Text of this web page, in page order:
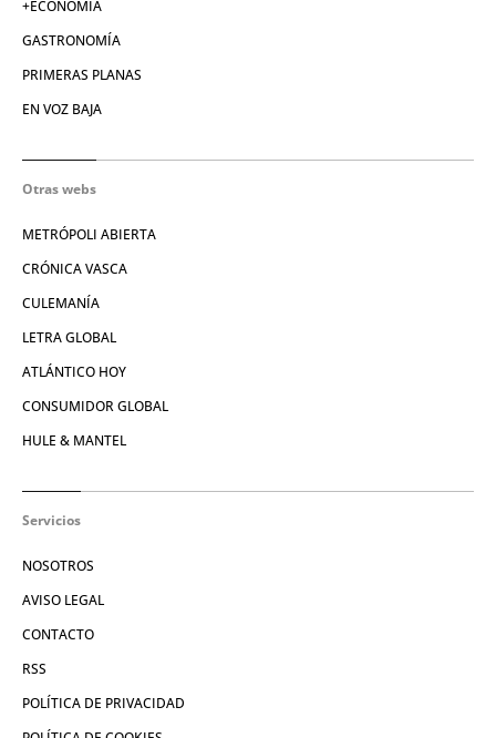
+ECONOMÍA
GASTRONOMÍA
PRIMERAS PLANAS
EN VOZ BAJA
Otras webs
METRÓPOLI ABIERTA
CRÓNICA VASCA
CULEMANÍA
LETRA GLOBAL
ATLÁNTICO HOY
CONSUMIDOR GLOBAL
HULE & MANTEL
Servicios
NOSOTROS
AVISO LEGAL
CONTACTO
RSS
POLÍTICA DE PRIVACIDAD